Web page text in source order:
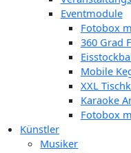
Eventmodule
Fotobox
360 Grad
Mobile
XXL
Karaoke
Fotobox
Künstler
Musiker